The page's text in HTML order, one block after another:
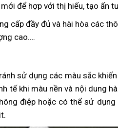
để hợp với thị hiếu, tạo ấn
cấp đầy đủ và hài hòa các
cao….
sử dụng các màu sắc
tế khi màu nền và nội dung
điệp hoặc có thể sử dụng